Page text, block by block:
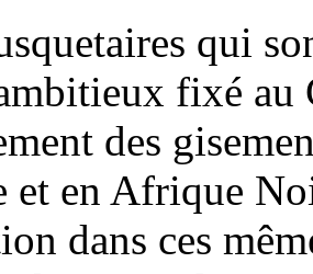
qui
fixé au
des
et en Afrique
dans ces